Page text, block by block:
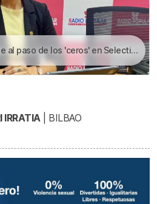
las hacen órganos técnicos cualificados" | Pedrosa sale al paso de los ‘ceros’ en Selectividad: «Las correcciones las hacen órganos técnicos cualificados»
IRRATIA| BILBAO